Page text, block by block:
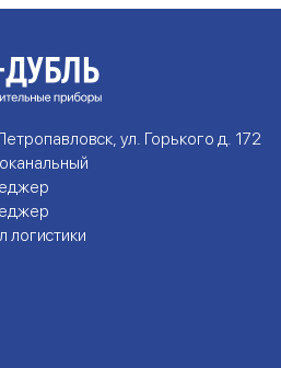
ул. Горького д. 172